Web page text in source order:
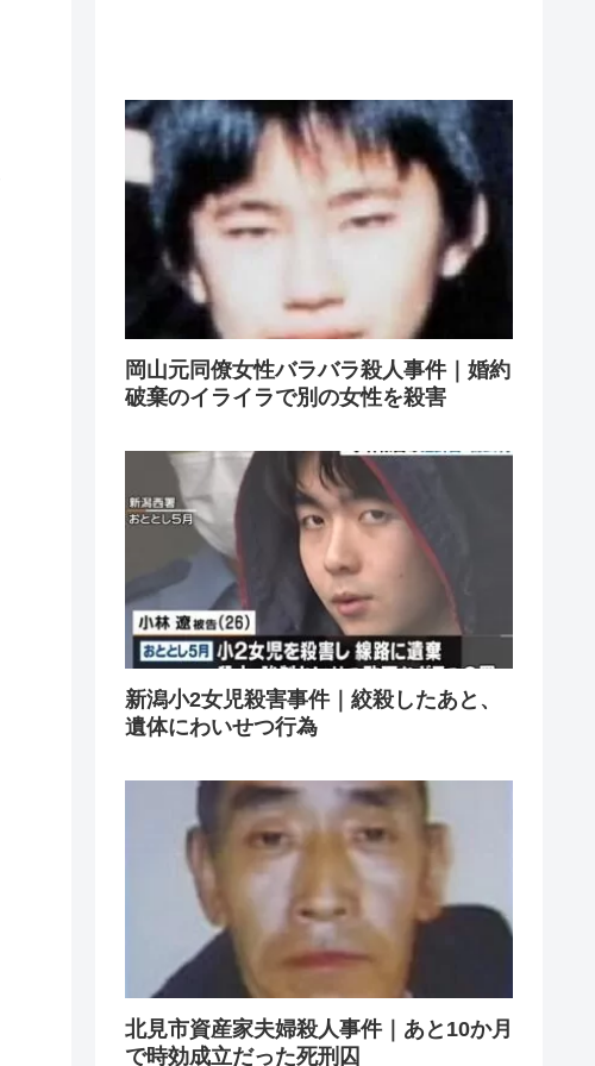
岡山元同僚女性バラバラ殺人事件｜婚約
破棄のイライラで別の女性を殺害
新潟小2女児殺害事件｜絞殺したあと、
遺体にわいせつ行為
北見市資産家夫婦殺人事件｜あと10か月
で時効成立だった死刑囚